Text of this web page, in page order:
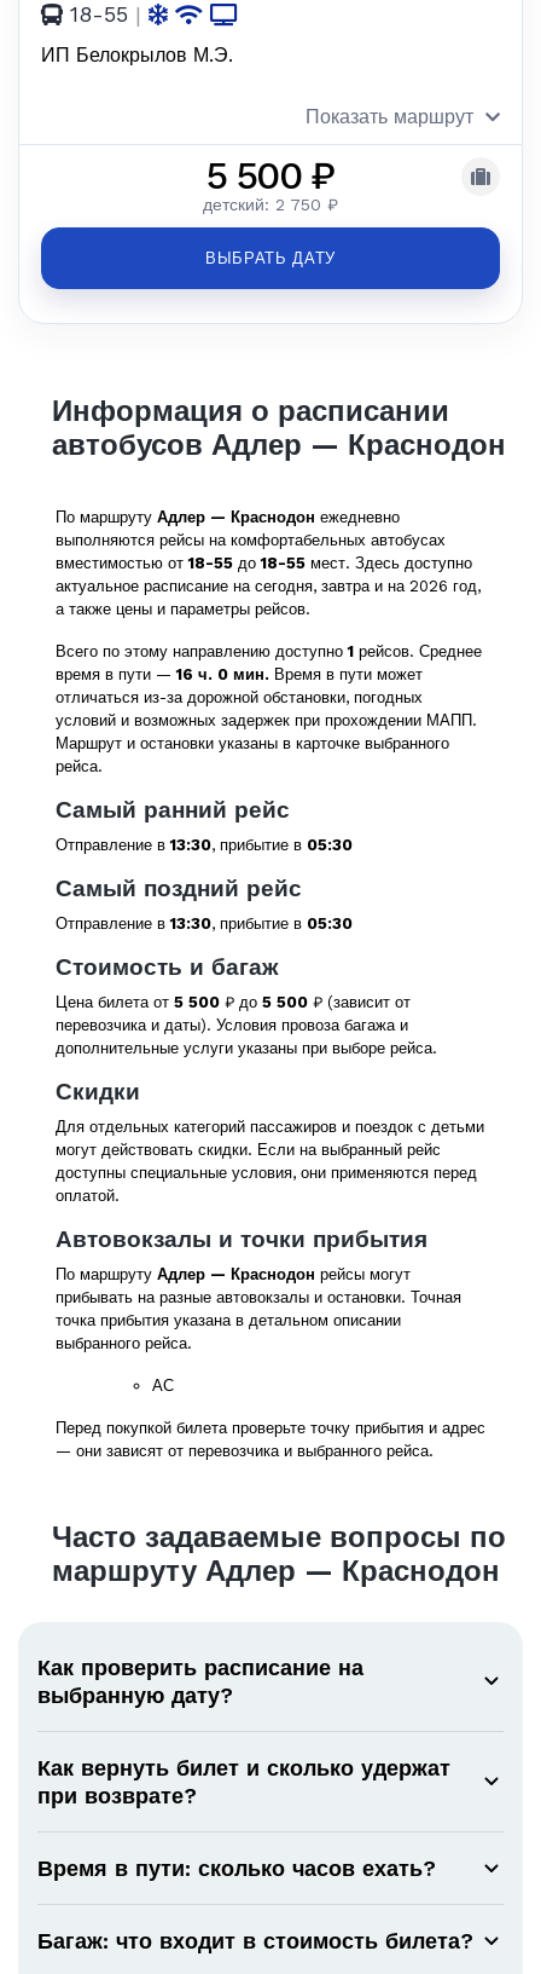
18-55 |
ИП Белокрылов М.Э.
Показать маршрут
5 500 ₽
детский: 2 750 ₽
ВЫБРАТЬ ДАТУ
Информация о расписании
автобусов Адлер — Краснодон
По маршруту Адлер — Краснодон ежедневно
выполняются рейсы на комфортабельных автобусах
вместимостью от18-55 до18-55 мест. Здесь доступно
актуальное расписание на сегодня, завтра и на 2026 год,
а также цены и параметры рейсов.
Всего по этому направлению доступно1 рейсов. Среднее
время в пути —16 ч. 0 мин. Время в пути может
отличаться из-за дорожной обстановки, погодных
условий и возможных задержек при прохождении МАПП.
Маршрут и остановки указаны в карточке выбранного
рейса.
Самый ранний рейс
Отправление в13:30, прибытие в 05:30
Самый поздний рейс
Отправление в13:30, прибытие в 05:30
Стоимость и багаж
Цена билета от 5 500 ₽ до 5 500 ₽ (зависит от
перевозчика и даты). Условия провоза багажа и
дополнительные услуги указаны при выборе рейса.
Скидки
Для отдельных категорий пассажиров и поездок с детьми
могут действовать скидки. Если на выбранный рейс
доступны специальные условия, они применяются перед
оплатой.
Автовокзалы и точки прибытия
По маршруту Адлер — Краснодон рейсы могут
прибывать на разные автовокзалы и остановки. Точная
точка прибытия указана в детальном описании
выбранного рейса.
АС
Перед покупкой билета проверьте точку прибытия и адрес
— они зависят от перевозчика и выбранного рейса.
Часто задаваемые вопросы по
маршруту Адлер — Краснодон
Как проверить расписание на
выбранную дату?
Как вернуть билет и сколько удержат
при возврате?
Время в пути: сколько часов ехать?
Багаж: что входит в стоимость билета?